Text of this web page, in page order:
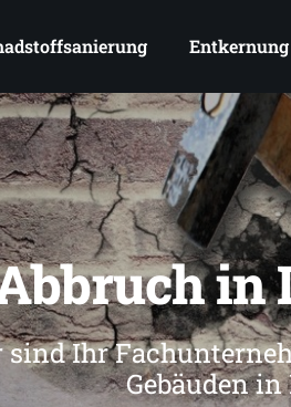
Entkernung
in
sind Ihr
Gebäuden